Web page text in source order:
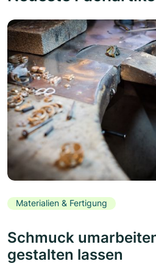
Materialien & Fertigung
Schmuck
gestalten lassen